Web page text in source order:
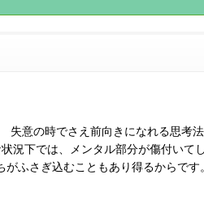
失意の時でさえ前向きになれる
下では、メンタル部分が傷付いて
がふさぎ込むこともあり得るからで